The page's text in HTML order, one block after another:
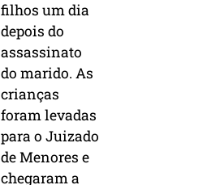
filhos um dia
depois do
assassinato
do marido. As
crianças
foram levadas
para o Juizado
de Menores e
chegaram a